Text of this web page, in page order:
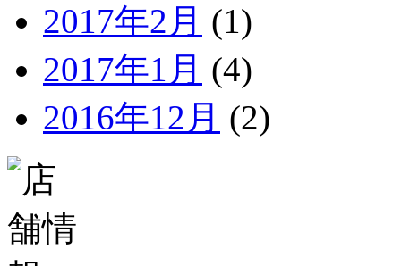
2017年2月 (1)
2017年1月 (4)
2016年12月 (2)